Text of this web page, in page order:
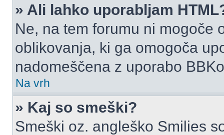
» Ali lahko uporabljam
Ne, na tem forumu ni mogoče
oblikovanja, ki ga omogoča
nadomeščena z uporabo
Na vrh
» Kaj so smeški?
Smeški oz. angleško Smilies